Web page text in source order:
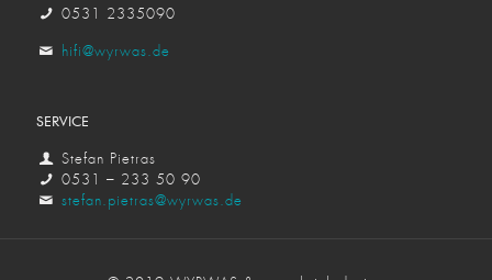
0531 2335090
hifi@wyrwas.de
SERVICE
Stefan Pietras
0531 – 233 50 90
stefan.pietras@wyrwas.de